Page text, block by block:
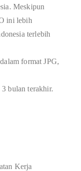
Meskipun
ini lebih
terlebih
format JPG,
bulan terakhir.
Kerja